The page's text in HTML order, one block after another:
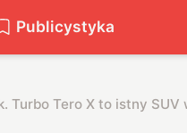
Publicystyka
Turbo Tero X to istny